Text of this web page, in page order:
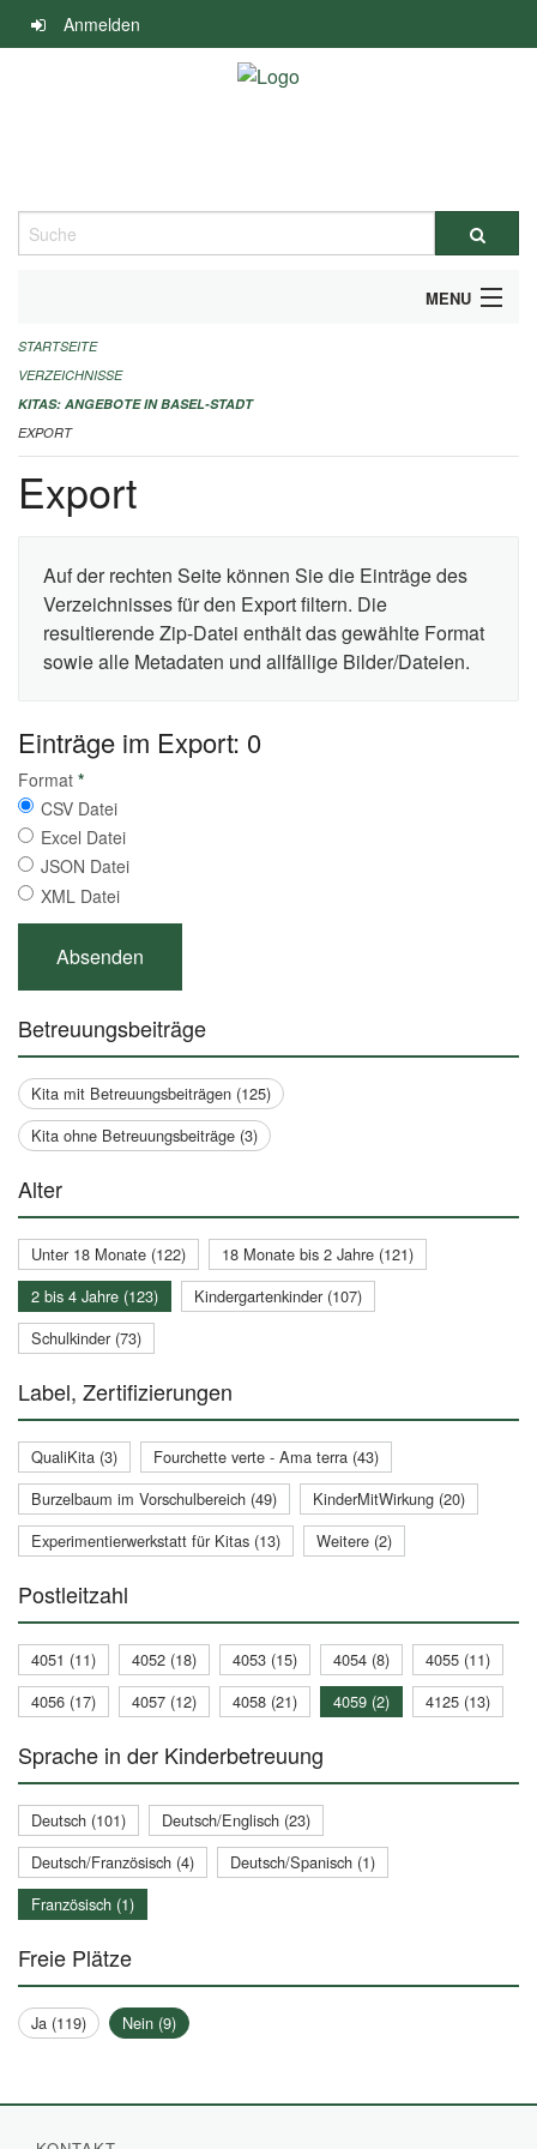
Navigation
überspringen
Anmelden
Suche
MENU
ALLGEMEINE INFORMATIONEN
IMPRESSUM
STARTSEITE
VERZEICHNISSE
KITAS: ANGEBOTE IN BASEL-STADT
EXPORT
Export
Auf der rechten Seite können Sie die Einträge des
Verzeichnisses für den Export filtern. Die
resultierende Zip-Datei enthält das gewählte Format
sowie alle Metadaten und allfällige Bilder/Dateien.
Einträge im Export: 0
Format *
CSV Datei
Excel Datei
JSON Datei
XML Datei
Betreuungsbeiträge
Kita mit Betreuungsbeiträgen (125)
Kita ohne Betreuungsbeiträge (3)
Alter
Unter 18 Monate (122)
18 Monate bis 2 Jahre (121)
2 bis 4 Jahre (123)
Kindergartenkinder (107)
Schulkinder (73)
Label, Zertifizierungen
QualiKita (3)
Fourchette verte - Ama terra (43)
Burzelbaum im Vorschulbereich (49)
KinderMitWirkung (20)
Experimentierwerkstatt für Kitas (13)
Weitere (2)
Postleitzahl
4051 (11) 4052 (18) 4053 (15) 4054 (8)
4055 (11)
4056 (17)
4057 (12) 4058 (21) 4059 (2) 4125 (13)
Sprache in der Kinderbetreuung
Deutsch (101)
Deutsch/Englisch (23)
Deutsch/Französisch (4)
Deutsch/Spanisch (1)
Französisch (1)
Freie Plätze
Ja (119) Nein (9)